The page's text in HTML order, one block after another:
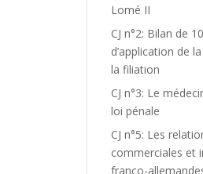
Lomé II
CJ n°2: Bilan de
d’application de
la filiation
CJ n°3: Le
loi pénale
CJ n°5: Les
commerciales et
franco-